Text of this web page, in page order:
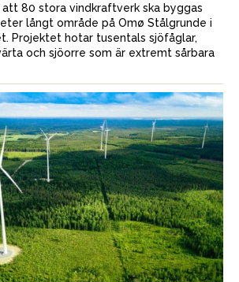
80 stora vindkraftverk ska byggas
långt område på Omø Stålgrunde i
Projektet hotar tusentals sjöfåglar,
och sjöorre som är extremt sårbara